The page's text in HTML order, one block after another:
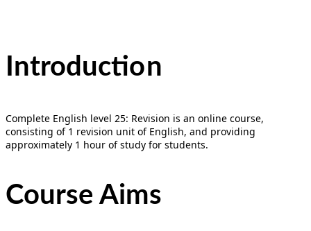
Introduction
Complete English level 25: Revision is an online course,
consisting of 1 revision unit of English, and providing
approximately 1 hour of study for students.
Course Aims